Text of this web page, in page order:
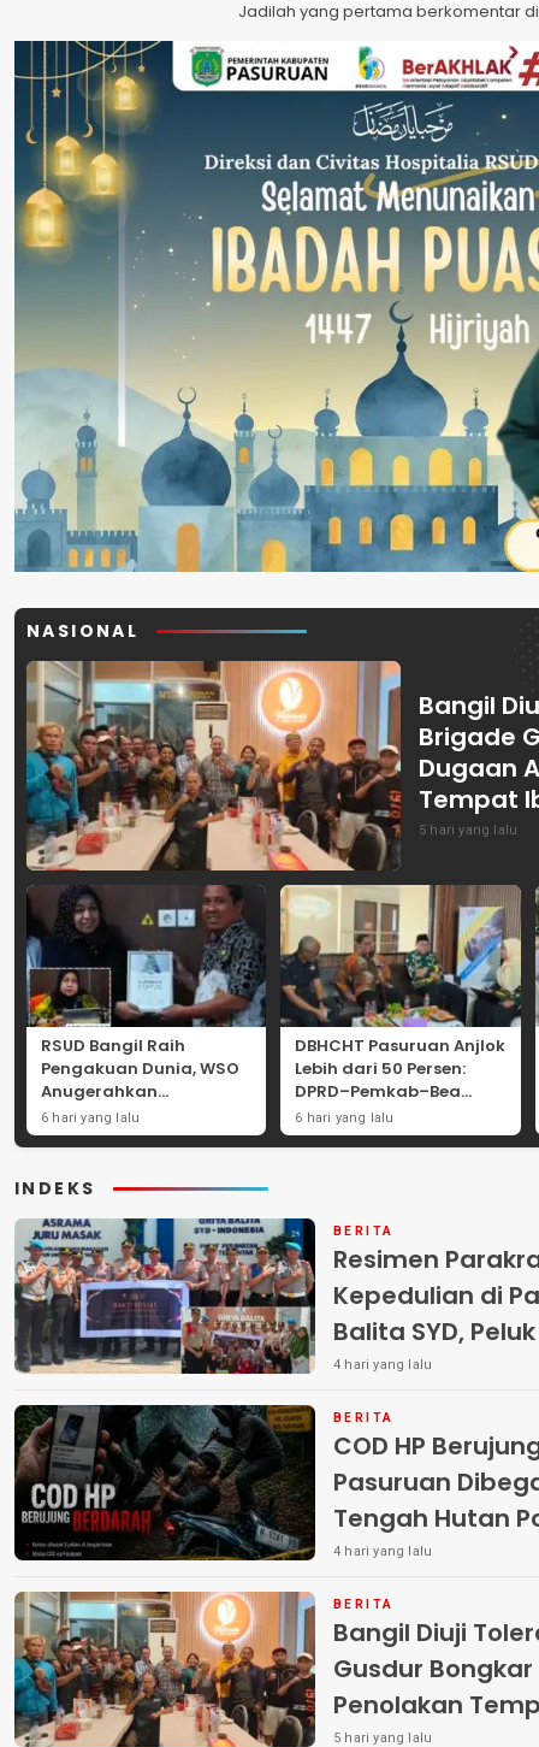
Jadilah yang pertama berkomentar
NASIONAL
Bangil
Brigade
Dugaan
Tempat
5 hari yang lalu
RSUD Bangil Raih
Pengakuan Dunia, WSO
Anugerahkan
Penghargaan
Internasional untuk
6 hari yang lalu
DBHCHT Pasuruan Anjlok
Lebih dari 50 Persen:
DPRD–Pemkab–Bea
Cukai Perkuat Perang
Melawan Peredaran
6 hari yang lalu
INDEKS
BERITA
Resimen
Kepedulian di
Balita SYD,
Terlantar
4 hari yang lalu
BERITA
COD HP
Pasuruan
Tengah Hutan Polisi Buru Tiga
Pelaku
4 hari yang lalu
BERITA
Bangil Diuji
Gusdur
Penolakan
5 hari yang lalu